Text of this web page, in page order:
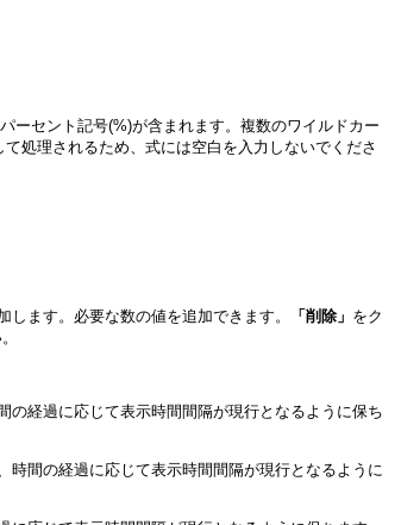
ーセント記号(%)が含まれます。複数のワイルドカー
処理されるため、式には空白を入力しないでくださ
します。必要な数の値を追加できます。 「削除」 をク
の経過に応じて表示時間間隔が現行となるように保ち
時間の経過に応じて表示時間間隔が現行となるように